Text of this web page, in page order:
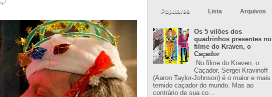
Populares Lista Arquivos
Os 5 vilões dos
quadrinhos presentes no
filme do Kraven, o
Caçador
No filme do Kraven, o
Caçador, Sergei Kravinoff
(Aaron Taylor-Johnson) é o maior e mais
temido caçador do mundo. Mas ao
contrário de sua co...